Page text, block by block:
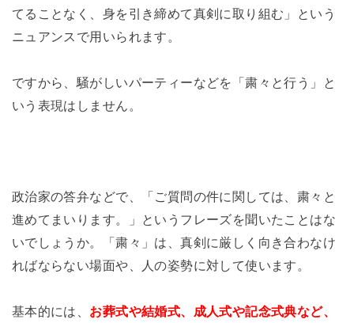
てることなく、身を引き締めて真剣に取り組む」という
ニュアンスで用いられます。
ですから、騒がしいパーティーなどを「粛々と行う」と
いう表現はしません。
政治家の答弁などで、「ご質問の件に関しては、粛々と
進めてまいります。」というフレーズを聞いたことはな
いでしょうか。「粛々」は、真剣に厳しく向き合わなけ
ればならない場面や、人の姿勢に対して使います。
基本的には、 お葬式や結婚式、成人式や記念式典など、